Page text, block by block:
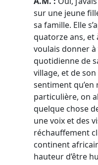
sur une jeune
sa famille. Elle
quatorze ans, et
voulais donner à
quotidienne de
village, et de son
sentiment
particulière, on
quelque chose
une voix et des
réchauffement
continent
hauteur d’être